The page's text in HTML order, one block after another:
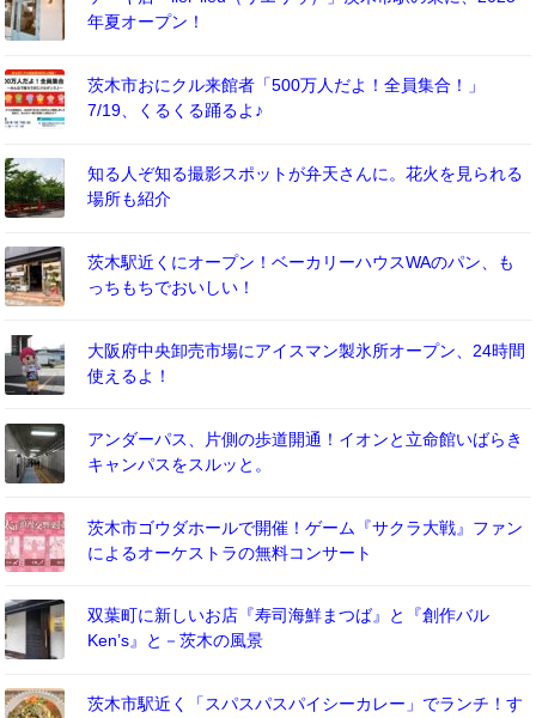
年夏オープン！
茨木市おにクル来館者「500万人だよ！全員集合！」
7/19、くるくる踊るよ♪
知る人ぞ知る撮影スポットが弁天さんに。花火を見られる
場所も紹介
茨木駅近くにオープン！ベーカリーハウスWAのパン、も
っちもちでおいしい！
大阪府中央卸売市場にアイスマン製氷所オープン、24時間
使えるよ！
アンダーパス、片側の歩道開通！イオンと立命館いばらき
キャンパスをスルッと。
茨木市ゴウダホールで開催！ゲーム『サクラ大戦』ファン
によるオーケストラの無料コンサート
双葉町に新しいお店『寿司海鮮まつば』と『創作バル
Ken’s』と－茨木の風景
茨木市駅近く「スパスパスパイシーカレー」でランチ！す